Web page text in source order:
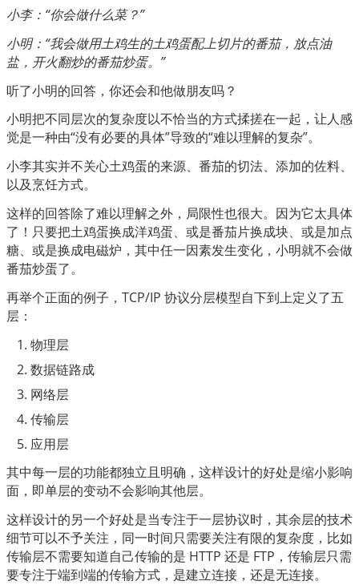
小李：“你会做什么菜？”
小明：“我会做用土鸡生的土鸡蛋配上切片的番茄，放点油
盐，开火翻炒的番茄炒蛋。”
听了小明的回答，你还会和他做朋友吗？
小明把不同层次的复杂度以不恰当的方式揉搓在一起，让人感
觉是一种由“没有必要的具体”导致的“难以理解的复杂”。
小李其实并不关心土鸡蛋的来源、番茄的切法、添加的佐料、
以及烹饪方式。
这样的回答除了难以理解之外，局限性也很大。因为它太具体
了！只要把土鸡蛋换成洋鸡蛋、或是番茄片换成块、或是加点
糖、或是换成电磁炉，其中任一因素发生变化，小明就不会做
番茄炒蛋了。
再举个正面的例子，TCP/IP 协议分层模型自下到上定义了五
层：
物理层
数据链路成
网络层
传输层
应用层
其中每一层的功能都独立且明确，这样设计的好处是缩小影响
面，即单层的变动不会影响其他层。
这样设计的另一个好处是当专注于一层协议时，其余层的技术
细节可以不予关注，同一时间只需要关注有限的复杂度，比如
传输层不需要知道自己传输的是 HTTP 还是 FTP，传输层只需
要专注于端到端的传输方式，是建立连接，还是无连接。